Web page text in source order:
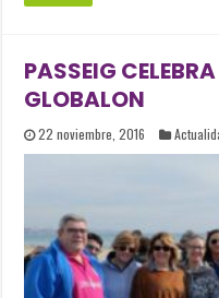
PASSEIG
GLOBALON
22 noviembre, 2016